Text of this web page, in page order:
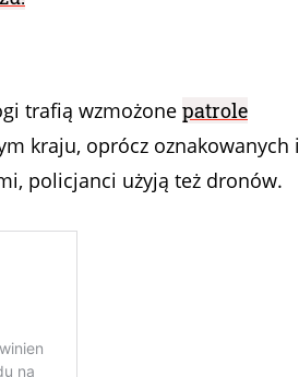
trafią wzmożone patrole
kraju, oprócz oznakowanych i
policjanci użyją też dronów.